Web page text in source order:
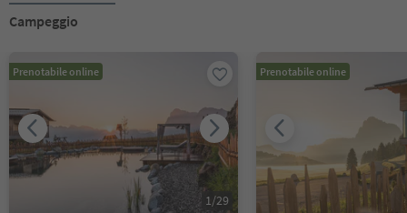
Campeggio
Prenotabile online
1/29
Prenotabile online